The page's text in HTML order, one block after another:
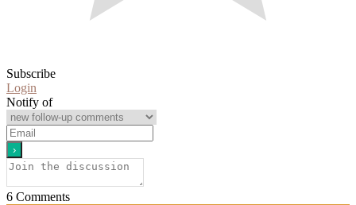
Subscribe
Login
Notify of
6 Comments